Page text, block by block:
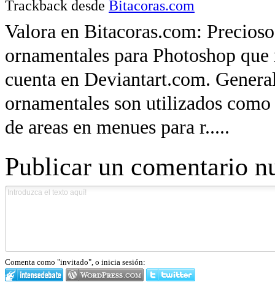
Trackback desde Bitacoras.com
Valora en Bitacoras.com:
ornamentales para Photoshop
cuenta en Deviantart.com.
ornamentales son utilizados
de areas en menues para r.....
Publicar un comentario
Comenta como "invitado", o inicia sesión: